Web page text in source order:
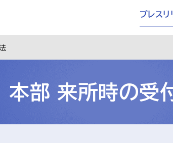
プレスリ
本部 来所時の受